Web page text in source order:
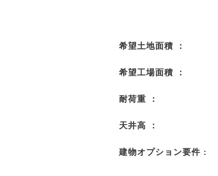
希望土地面積 ：
希望工場面積 ：
耐荷重 ：
天井高 ：
建物オプション要件 :